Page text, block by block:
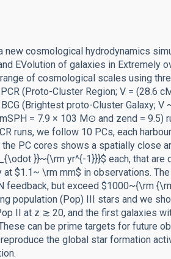
new cosmological hydrodynamics
EVolution of galaxies in Extremely
of cosmological scales using
(Proto-Cluster Region; V = (28.6
(Brightest proto-Cluster Galaxy;
= 7.9 × 103 M⊙ and zend =
runs, we follow 10 PCs, each
PC cores shows a spatially close
}}~{\rm yr^{-1}}}$ each, that are
$1.1~ \rm mm$ in observations.
feedback, but exceed $1000~{\rm
population (Pop) III stars and we
II at z ≳ 20, and the first galaxies
can be prime targets for future
the global star formation